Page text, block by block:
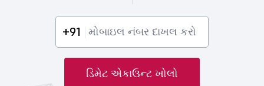
+91
ડિમેટ એકાઉન્ટ ખોલો